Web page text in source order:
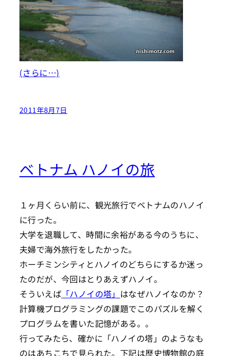
(さらに…)
2011年8月7日
ベトナム ハノイの旅
１ヶ月くらい前に、観光旅行でベトナムのハノイ
に行った。
大学を退職して、時間に余裕がある今のうちに、
夫婦で海外旅行をしたかった。
ホーチミンシティとハノイのどちらにするか迷っ
たのだが、今回はとりあえずハノイ。
そういえば 「ハノイの塔」 はなぜハノイなのか？
計算機プログラミングの課題でこのパズルを解く
プログラムを書いた記憶がある。。
行ってみたら、確かに「ハノイの塔」のようなも
のはあちこちで見られた。下記は歴史博物館の庭